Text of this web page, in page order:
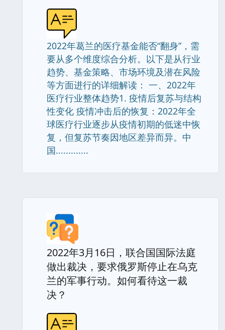
2022年葛兰的医疗基金能否“翻身”，需
要从多个维度综合分析。以下是从行业
趋势、基金策略、市场环境及潜在风险
等方面进行的详细解读： 一、2022年
医疗行业整体趋势1. 疫情后复苏与结构
性变化 疫情冲击后的恢复：2022年全
球医疗行业逐步从疫情初期的低迷中恢
复，但复苏节奏因地区差异而异。中
国.............
2022年3月16日，联合国国际法庭
做出裁决，要求俄罗斯停止在乌克
兰的军事行动。如何看待这一裁
决？